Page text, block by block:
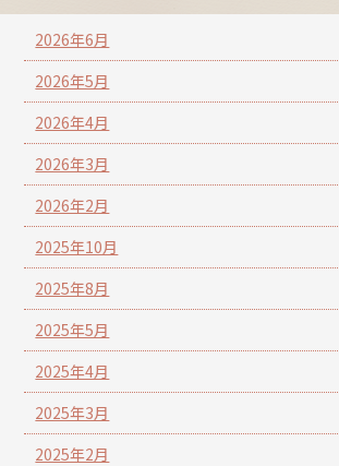
2026年6月
2026年5月
2026年4月
2026年3月
2026年2月
2025年10月
2025年8月
2025年5月
2025年4月
2025年3月
2025年2月